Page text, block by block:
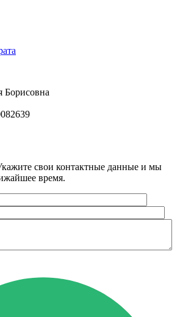
свои контактные данные и мы
время.